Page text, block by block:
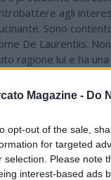
Magazine - Do
opt-out of the sale,
for targeted
selection. Please note
interest-based ads
agli
Sono
De Laurentiis.
ragione lui e ha
e come
Abbiamo avuto
York dal 21 al 28